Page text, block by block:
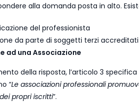
alla domanda posta in alto.
del professionista
da parte di soggetti terzi accreditati
ad una Associazione
della risposta, l’articolo 3
“Le associazioni professionali
propri iscritti”.